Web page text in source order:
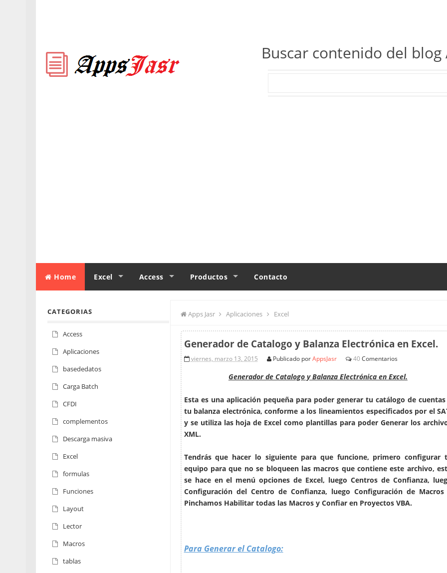
Buscar contenido del blog
Home Excel Access Productos Contacto
CATEGORIAS
Access
Aplicaciones
basededatos
Carga Batch
CFDI
complementos
Descarga masiva
Excel
formulas
Funciones
Layout
Lector
Macros
tablas
Apps Jasr Aplicaciones Excel
Generador de Catalogo y Balanza Electrónica en Excel.
viernes, marzo 13, 2015 Publicado por AppsJasr 40 Comentarios
Generador de Catalogo y Balanza Electrónica en Excel.
Esta es una aplicación pequeña para poder generar tu catálogo de
tu balanza electrónica, conforme a los lineamientos especificados por el
y se utiliza las hoja de Excel como plantillas para poder Generar los
XML.
Tendrás que hacer lo siguiente para que funcione, primero configurar
equipo para que no se bloqueen las macros que contiene este archivo,
se hace en el menú opciones de Excel, luego Centros de Confianza,
Configuración del Centro de Confianza, luego Configuración de
Pinchamos Habilitar todas las Macros y Confiar en Proyectos VBA.
Para Generar el Catalogo: